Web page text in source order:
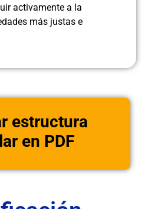
activamente a la
más justas e
estructura
en PDF